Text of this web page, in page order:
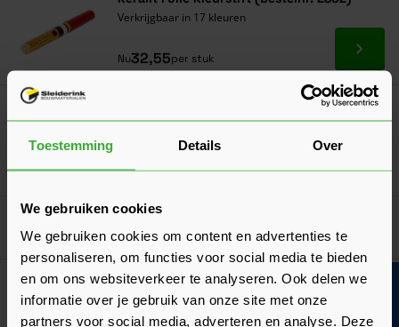
Toestemming Details Over
We gebruiken cookies
We gebruiken cookies om content en advertenties te
personaliseren, om functies voor social media te bieden
en om ons websiteverkeer te analyseren. Ook delen we
informatie over je gebruik van onze site met onze
partners voor social media, adverteren en analyse. Deze
Verkrijgbaar in 17 kleuren
Nu32,55per stuk Ga
Vanaf1,03per paar Ga
Goed voorbereid aan de slag
Verwerkingsadvies
Keralit montage